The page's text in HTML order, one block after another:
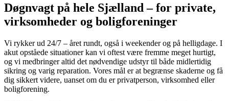
Døgnvagt på hele Sjælland – for private,
virksomheder og boligforeninger
Vi rykker ud 24/7 – året rundt, også i weekender og på helligdage. I
akut opståede situationer kan vi oftest være fremme meget hurtigt,
og vi medbringer altid det nødvendige udstyr til både midlertidig
sikring og varig reparation. Vores mål er at begrænse skaderne og få
dig sikkert videre, uanset om du er privatperson, virksomhed eller
boligforening.